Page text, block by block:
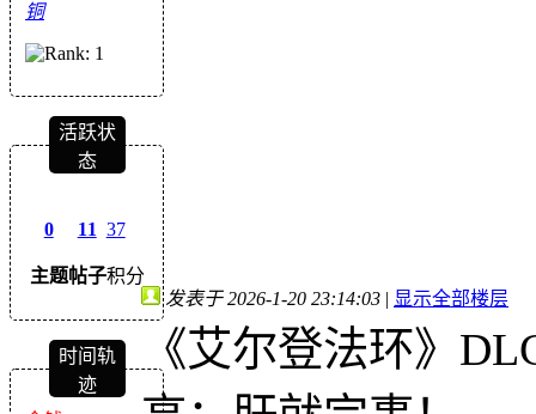
铜
活跃状
态
0
主题
11
帖子
37
积分
时间轨
迹
发表于 2026-1-20 23:14:03 | 显示全部楼层
《艾尔登法环》